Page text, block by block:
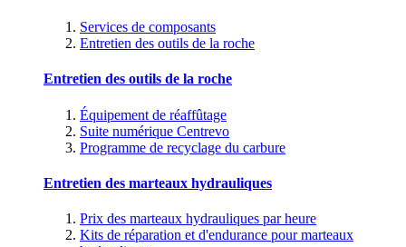
Services de composants
Entretien des outils de la roche
Entretien des outils de la roche
Équipement de réaffûtage
Suite numérique Centrevo
Programme de recyclage du carbure
Entretien des marteaux hydrauliques
Prix des marteaux hydrauliques par heure
Kits de réparation et d'endurance pour marteaux